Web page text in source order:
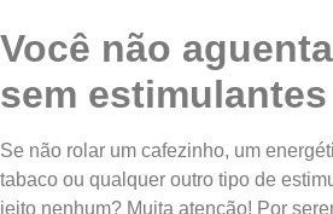
Você não
sem estimulantes
Se não rolar um cafezinho, um
tabaco ou qualquer outro tipo de
jeito nenhum? Muita atenção! Por